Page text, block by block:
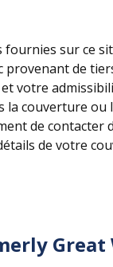
sur ce
provenant de
votre
la couverture ou
de
de votre
Great